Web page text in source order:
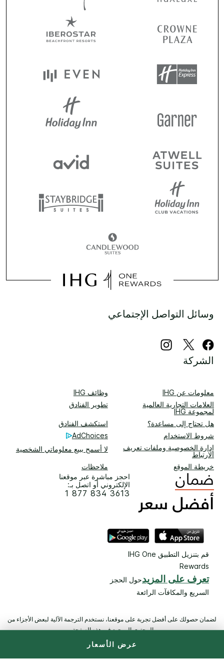
عرض الأسعار
وسائل التواصل الإجتماعي
الشركة
معلومات عن IHG
وظائف IHG
العلامات التجارية العالمية
لمجموعة IHG
تطوير الفنادق
هل تحتاج إلى مساعدة؟
استكشف الفنادق
شروط الاستخدام
AdChoices
إدارة الخصوصية وملفات تعريف
الارتباط
لا أسمح ببيع معلوماتي الشخصية
خريطة الموقع
ملاحظات
احجز مباشرة عبر موقعنا
الإلكتروني أو اتصل بـ:
1 877 834 3613
قم بتنزيل التطبيق IHG One
Rewards
تعرف على المزيدحول الحجز
السريع والمكافآت الرائعة
لضمان حصولك على أفضل تجربة على موقعنا، نستخدم الترجمة الآلية لبعض الأجزاء من
المحتوى الموجود في هذه الصفحة.
© 2026 IHG. ‫جميع الحقوق محفوظة.‬ معظم الفنادق مملوكة ويتم